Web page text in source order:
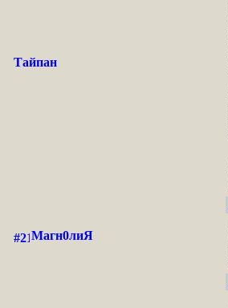
Тайпан
Магн0лиЯ